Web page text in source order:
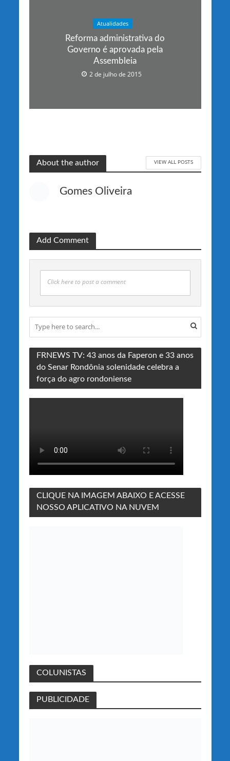
Atualidades
Reforma administrativa do
Governo é aprovada pela
Assembleia
2 de julho de 2015
About the author VIEW ALL POSTS
Gomes Oliveira
Add Comment
Click here to post a comment
FRNEWS TV: 43 anos da Faperon e 33 anos
do Senar Rondônia solenidade celebra a
força do agro rondoniense
CLIQUE NA IMAGEM ABAIXO E ACESSE
NOSSO APLICATIVO NA NUVEM
COLUNISTAS
PUBLICIDADE